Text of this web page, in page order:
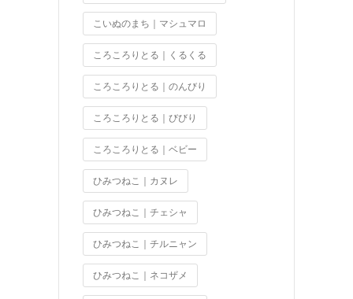
こいぬのまち｜マシュマロ
ころころりとる｜くるくる
ころころりとる｜のんびり
ころころりとる｜びびり
ころころりとる｜ベビー
ひみつねこ｜カヌレ
ひみつねこ｜チェシャ
ひみつねこ｜チルニャン
ひみつねこ｜ネコザメ